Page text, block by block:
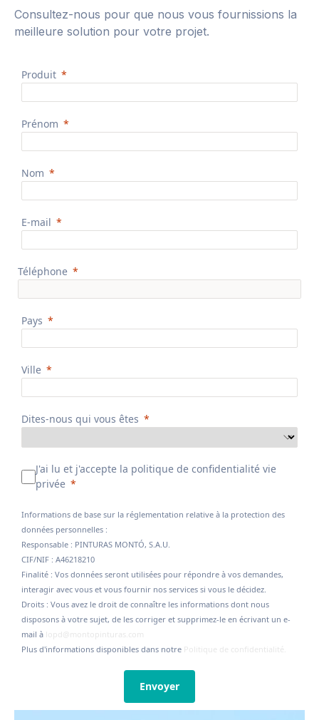
Consultez-nous pour que nous vous fournissions la
meilleure solution pour votre projet.
Produit
Prénom
Nom
E-mail
Téléphone
Pays
Ville
Dites-nous qui vous êtes
J'ai lu et j'accepte la politique de confidentialité vie
privée
Informations de base sur la réglementation relative à la protection des
données personnelles :
Responsable : PINTURAS MONTÓ, S.A.U.
CIF/NIF : A46218210
Finalité : Vos données seront utilisées pour répondre à vos demandes,
interagir avec vous et vous fournir nos services si vous le décidez.
Droits : Vous avez le droit de connaître les informations dont nous
disposons à votre sujet, de les corriger et supprimez-le en écrivant un e-
mail à
lopd@montopinturas.com
Plus d'informations disponibles dans notre Politique de confidentialité.
Envoyer